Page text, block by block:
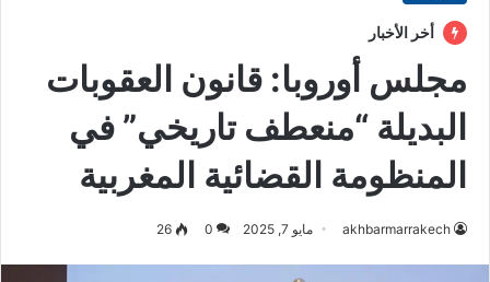
أخر الأخبار
مجلس أوروبا: قانون العقوبات
البديلة “منعطف تاريخي” في
المنظومة القضائية المغربية
akhbarmarrakech مايو 7, 2025 0
26